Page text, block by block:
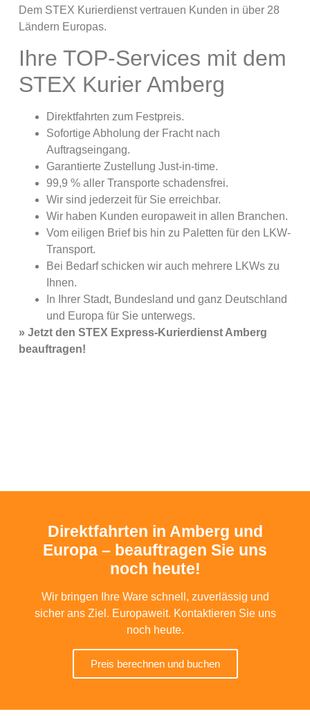
Dem STEX Kurierdienst vertrauen Kunden in über 28
Ländern Europas.
Ihre TOP-Services mit dem
STEX Kurier Amberg
Direktfahrten zum Festpreis.
Sofortige Abholung der Fracht nach
Auftragseingang.
Garantierte Zustellung Just-in-time.
99,9 % aller Transporte schadensfrei.
Wir sind jederzeit für Sie erreichbar.
Wir haben Kunden europaweit in allen Branchen.
Vom eiligen Brief bis hin zu Paletten für den LKW-
Transport.
Bei Bedarf schicken wir auch mehrere LKWs zu
Ihnen.
In Ihrer Stadt, Bundesland und ganz Deutschland
und Europa für Sie unterwegs.
» Jetzt den STEX Express-Kurierdienst Amberg
beauftragen!
Direktfahrten in Amberg und
Europa – beauftragen Sie uns
noch heute!
Wir bringen Ihre Ware schnell, zuverlässig und
sicher ans Ziel. Europaweit. Kontaktieren Sie uns
noch heute.
Preis berechnen und buchen